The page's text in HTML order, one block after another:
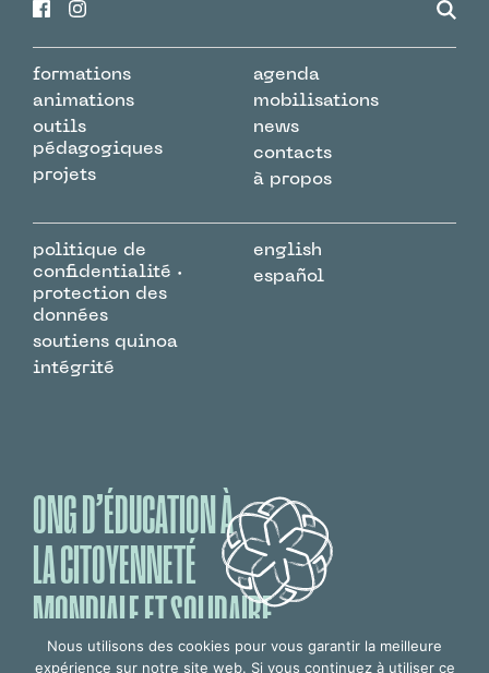
ONG D’ÉDUCATION À
LA CITOYENNETÉ
MONDIALE ET SOLIDAIRE
formations
animations
outils
pédagogiques
projets
agenda
mobilisations
news
contacts
à propos
politique de
confidentialité ·
protection des
données
soutiens quinoa
intégrité
english
español
Nous utilisons des cookies pour vous garantir la meilleure
expérience sur notre site web. Si vous continuez à utiliser ce